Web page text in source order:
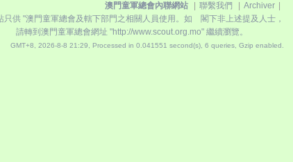
澳門童軍總會內聯網站 聯繫我們 Archiver
只供 "澳門童軍總會及轄下部門之相關人員使用。如 閣下非上述提及人士，
請轉到澳門童軍總會網址 "http://www.scout.org.mo"繼續瀏覽。
GMT+8, 2026-8-8 21:29, Processed in 0.041551 second(s), 6 queries, Gzip enabled